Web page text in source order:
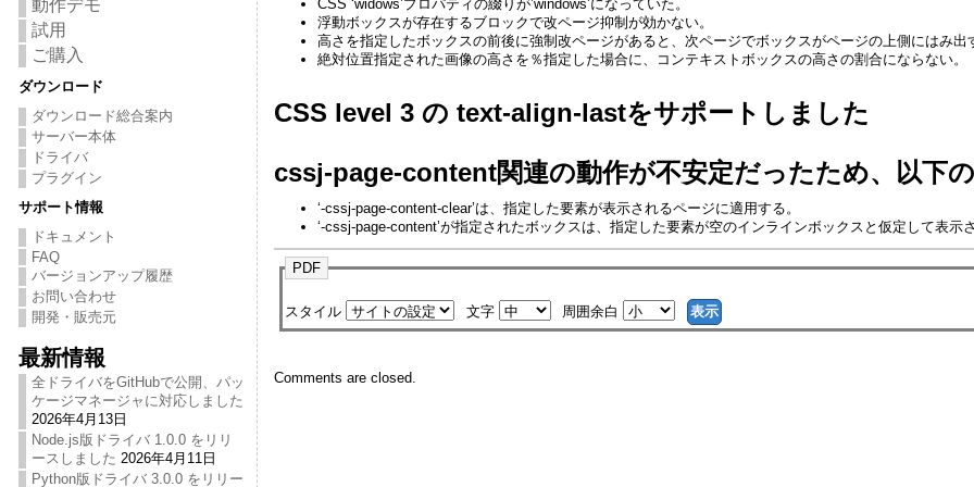
動作デモ
試用
ご購入
ダウンロード
ダウンロード総合案内
サーバー本体
ドライバ
プラグイン
サポート情報
ドキュメント
FAQ
バージョンアップ履歴
お問い合わせ
開発・販売元
最新情報
全ドライバをGitHubで公開、パッ
ケージマネージャに対応しました
2026年4月13日
Node.js版ドライバ 1.0.0 をリリ
ースしました 2026年4月11日
Python版ドライバ 3.0.0 をリリー
CSS ‘widows’プロパティの綴りが’windows’になっていた。
浮動ボックスが存在するブロックで改ページ抑制が効かない。
高さを指定したボックスの前後に強制改ページがあると、次ページでボックスがページの上側にはみ出
絶対位置指定された画像の高さを％指定した場合に、コンテキストボックスの高さの割合にならない。
CSS level 3 の text-align-lastをサポートしました
cssj-page-content関連の動作が不安定だったため、以下
‘-cssj-page-content-clear’は、指定した要素が表示されるページに適用する。
‘-cssj-page-content’が指定されたボックスは、指定した要素が空のインラインボックスと仮定して表示
PDF
スタイル 文字 周囲余白
Comments are closed.